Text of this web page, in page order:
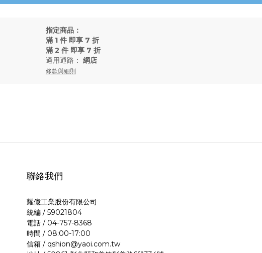
指定商品：
滿 1 件 即享 7 折
滿 2 件 即享 7 折
適用通路： 網店
條款與細則
聯絡我們
耀億工業股份有限公司
統編 / 59021804
電話 / 04-757-8368
時間 / 08:00-17:00
信箱 / qshion@yaoi.com.tw